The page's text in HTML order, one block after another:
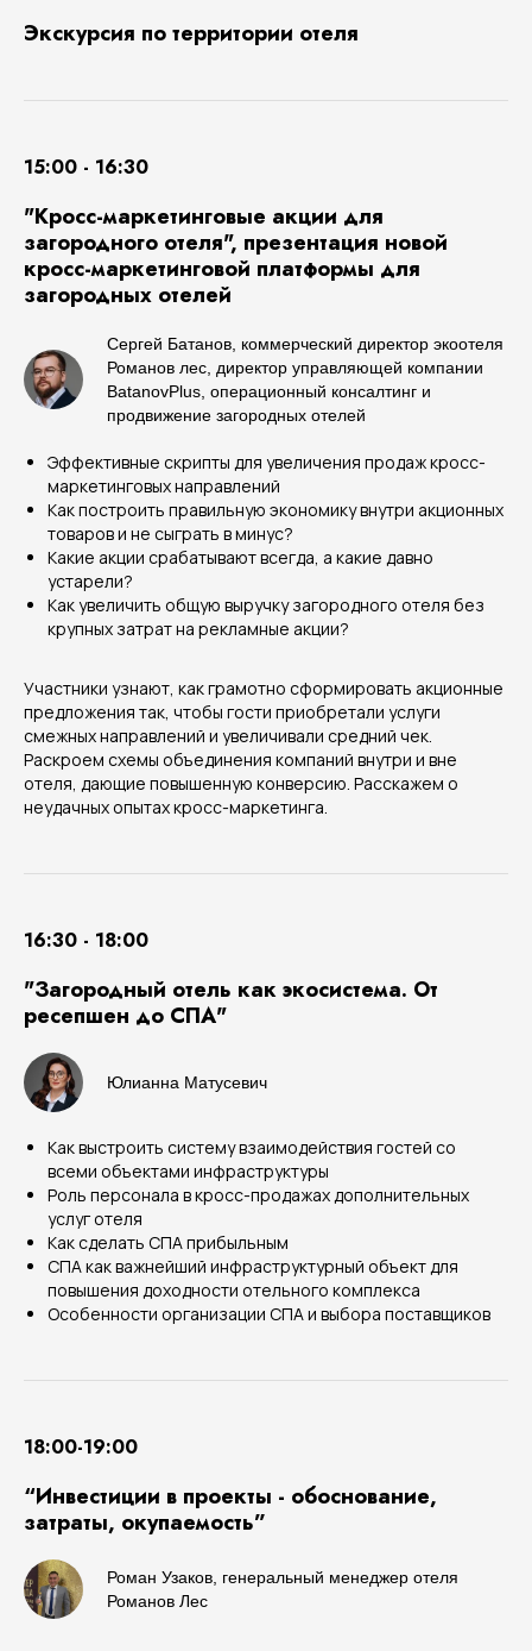
Экскурсия по территории отеля
15:00 - 16:30
"Кросс-маркетинговые акции для
загородного отеля", презентация новой
кросс-маркетинговой платформы для
загородных отелей
Сергей Батанов, коммерческий директор экоотеля
Романов лес, директор управляющей компании
BatanovPlus, операционный консалтинг и
продвижение загородных отелей
Эффективные скрипты для увеличения продаж кросс-
маркетинговых направлений
Как построить правильную экономику внутри акционных
товаров и не сыграть в минус?
Какие акции срабатывают всегда, а какие давно
устарели?
Как увеличить общую выручку загородного отеля без
крупных затрат на рекламные акции?
Участники узнают, как грамотно сформировать акционные
предложения так, чтобы гости приобретали услуги
смежных направлений и увеличивали средний чек.
Раскроем схемы объединения компаний внутри и вне
отеля, дающие повышенную конверсию. Расскажем о
неудачных опытах кросс-маркетинга.
16:30 - 18:00
"Загородный отель как экосистема. От
ресепшен до СПА"
Юлианна Матусевич
Как выстроить систему взаимодействия гостей со
всеми объектами инфраструктуры
Роль персонала в кросс-продажах дополнительных
услуг отеля
Как сделать СПА прибыльным
СПА как важнейший инфраструктурный объект для
повышения доходности отельного комплекса
Особенности организации СПА и выбора поставщиков
18:00-19:00
“Инвестиции в проекты - обоснование,
затраты, окупаемость”
Роман Узаков, генеральный менеджер отеля
Романов Лес